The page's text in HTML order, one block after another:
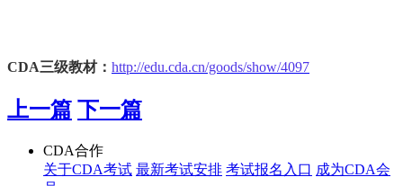
CDA三级教材： http://edu.cda.cn/goods/show/4097
上一篇 下一篇
CDA合作
关于CDA考试 最新考试安排 考试报名入口 成为CDA会